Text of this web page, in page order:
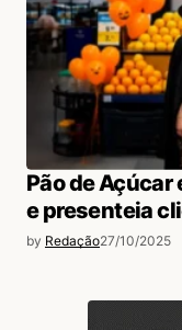
Pão de
e presenteia
by Redação27/10/2025